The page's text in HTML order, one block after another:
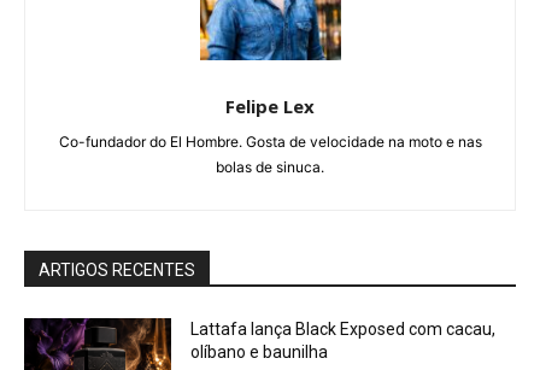
Felipe Lex
Co-fundador do El Hombre. Gosta de velocidade na moto e nas
bolas de sinuca.
ARTIGOS RECENTES
Lattafa lança Black Exposed com cacau,
olíbano e baunilha